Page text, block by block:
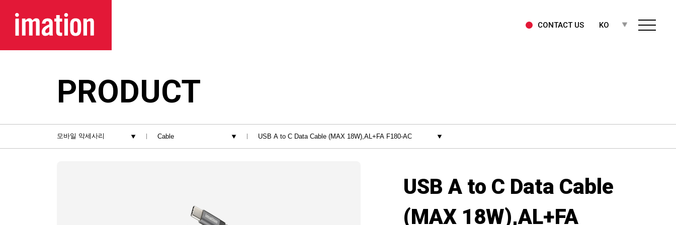
CONTACT US KO
PRODUCT
USB A to C Data Cable
(MAX 18W),AL+FA